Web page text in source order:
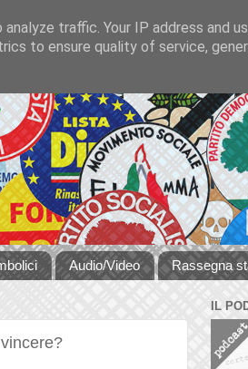
Audio/Video Rassegna
IL
traffic. Your IP address and
to ensure quality of service,